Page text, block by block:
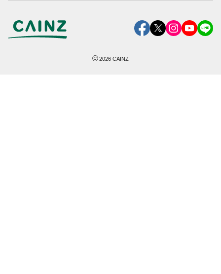
©2026 CAINZ